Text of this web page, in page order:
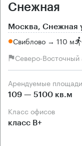
Снежная
Москва, Снежная
Свиблово → 110 м
Северо-
Арендуемые площади
109 — 5100 кв.м
Класс офисов
класс B+